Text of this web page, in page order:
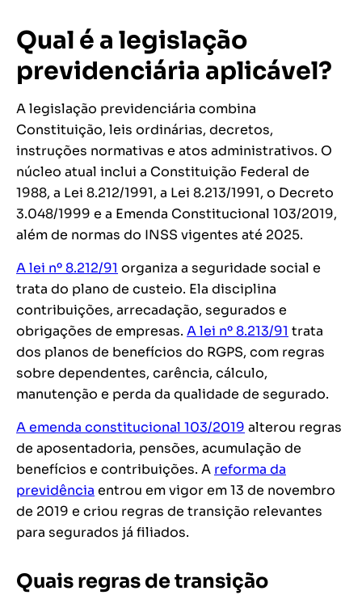
Qual é a legislação
previdenciária aplicável?
A legislação previdenciária combina
Constituição, leis ordinárias, decretos,
instruções normativas e atos administrativos. O
núcleo atual inclui a Constituição Federal de
1988, a Lei 8.212/1991, a Lei 8.213/1991, o Decreto
3.048/1999 e a Emenda Constitucional 103/2019,
além de normas do INSS vigentes até 2025.
A lei nº 8.212/91 organiza a seguridade social e
trata do plano de custeio. Ela disciplina
contribuições, arrecadação, segurados e
obrigações de empresas. A lei nº 8.213/91 trata
dos planos de benefícios do RGPS, com regras
sobre dependentes, carência, cálculo,
manutenção e perda da qualidade de segurado.
A emenda constitucional 103/2019 alterou regras
de aposentadoria, pensões, acumulação de
benefícios e contribuições. A reforma da
previdência entrou em vigor em 13 de novembro
de 2019 e criou regras de transição relevantes
para segurados já filiados.
Quais regras de transição